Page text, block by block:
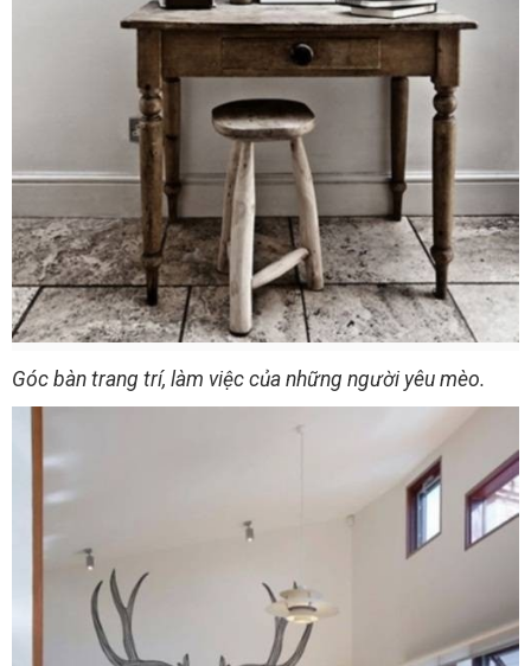
Góc bàn trang trí, làm việc của những người yêu mèo.